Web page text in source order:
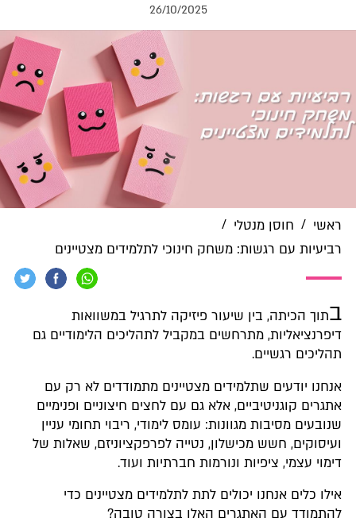
26/10/2025
ראשי / חוסן מנטלי /
רביעיות עם רגשות: משחק חינוכי לתלמידים מצטיינים
בתוך הכיתה, בין שיעור פיזיקה לתרגיל במשוואות
דיפרנציאליות, מתרחשים במקביל לתהליכים הלימודיים גם
תהליכים רגשיים.
אנחנו יודעים שתלמידים מצטיינים מתמודדים לא רק עם
אתגרים קוגניטיביים, אלא גם עם לחצים חיצוניים ופנימיים
שנובעים מסיבות מגוונות: עומס לימודי, ריבוי תחומי עניין
ועיסוקים, חשש מכישלון, נטייה לפרפקציוניזם, שאלות של
דימוי עצמי, ציפיות ונורמות חברתיות ועוד.
אילו כלים אנחנו יכולים לתת לתלמידים מצטיינים כדי
להתמודד עם האתגרים האלו בצורה טובה?